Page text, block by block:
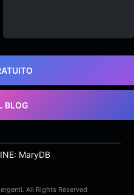
BLOG
MaryDB
All Rights Reserved